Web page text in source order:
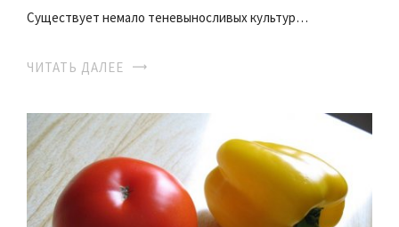
Существует немало теневыносливых культур…
ЧИТАТЬ ДАЛЕЕ